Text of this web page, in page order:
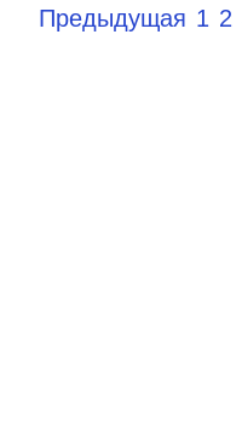
Предыдущая 1 2